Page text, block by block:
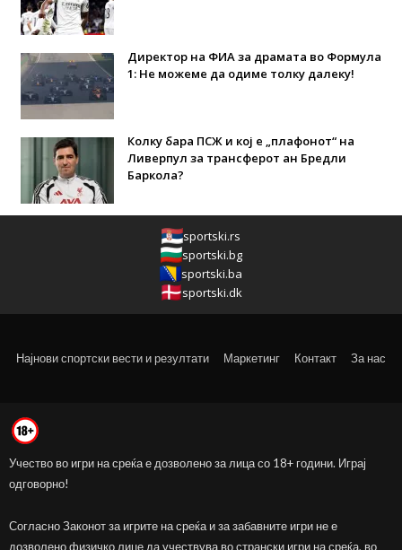
Директор на ФИА за драмата во Формула
1: Не можеме да одиме толку далеку!
Колку бара ПСЖ и кој е „плафонот“ на
Ливерпул за трансферот ан Бредли
Баркола?
sportski.rs
sportski.bg
sportski.ba
sportski.dk
Најнови спортски вести и резултати Маркетинг Контакт За нас
Учество во игри на среќа е дозволено за лица со 18+ години. Играј
одговорно!
Согласно Законот за игрите на среќа и за забавните игри не е
дозволено физичко лице да учествува во странски игри на среќа, во